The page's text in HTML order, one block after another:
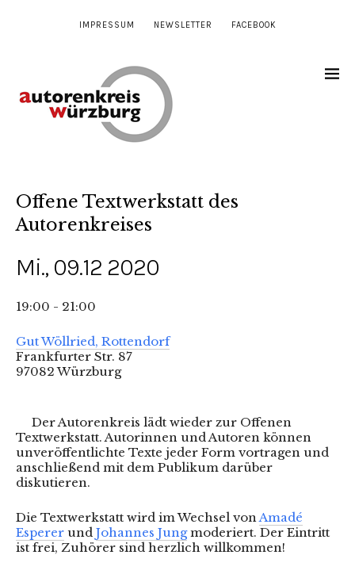
IMPRESSUM NEWSLETTER FACEBOOK
Offene Textwerkstatt des
Autorenkreises
Mi., 09.12 2020
19:00 - 21:00
Gut Wöllried, Rottendorf
Frankfurter Str. 87
97082 Würzburg
Der Autorenkreis lädt wieder zur Offenen
Textwerkstatt. Autorinnen und Autoren können
unveröffentlichte Texte jeder Form vortragen und
anschließend mit dem Publikum darüber
diskutieren.
Die Textwerkstatt wird im Wechsel vonAmadé
Esperer und Johannes Jungmoderiert. Der Eintritt
ist frei, Zuhörer sind herzlich willkommen!